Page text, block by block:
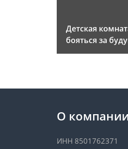
Детская
бояться за
О
ИНН 8501762371